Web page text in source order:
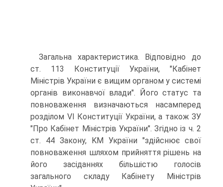
Загальна характеристика. Відповідно до
ст. 113 Конституції України, "Кабінет
Міністрів України є вищим органом у системі
органів виконавчої влади". Його статус та
повноваження визначаються насамперед
розділом VI Конституції України, а також ЗУ
"Про Кабінет Міністрів України". Згідно із ч. 2
ст. 44 Закону, KM України "здійснює свої
повноваження шляхом прийняття рішень на
його засіданнях більшістю голосів
загального складу Кабінету Міністрів